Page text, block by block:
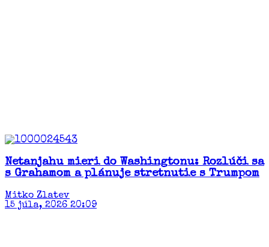
Netanjahu mieri do Washingtonu: Rozlúči sa
s Grahamom a plánuje stretnutie s Trumpom
Mitko Zlatev
15 júla, 2026 20:09